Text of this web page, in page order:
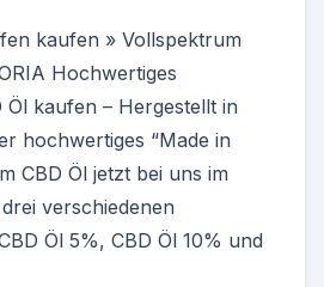
kaufen » Vollspektrum
Hochwertiges
Öl kaufen – Hergestellt in
hochwertiges “Made in
CBD Öl jetzt bei uns im
verschiedenen
Öl 5%, CBD Öl 10% und